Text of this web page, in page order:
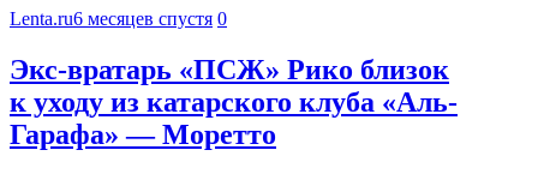
Lenta.ru6 месяцев спустя 0
Экс-вратарь «ПСЖ» Рико близок
к уходу из катарского клуба «Аль-
Гарафа» — Моретто